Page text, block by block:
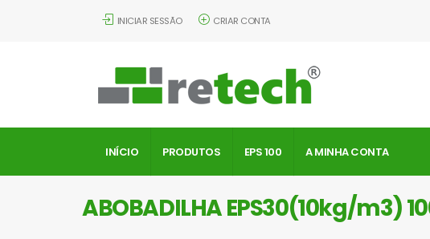
INICIAR SESSÃO CRIAR CONTA
INÍCIO PRODUTOS EPS 100 A MINHA CONTA
ABOBADILHA EPS30(10kg/m3)